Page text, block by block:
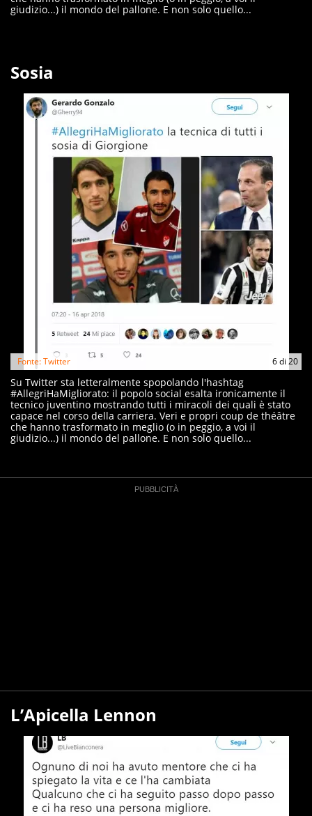
giudizio...) il mondo del pallone. E non solo quello...
Sosia
6di 20
Fonte: Twitter
Su Twitter sta letteralmente spopolando l'hashtag
#AllegriHaMigliorato: il popolo social esalta ironicamente il
tecnico juventino mostrando tutti i miracoli dei quali è stato
capace nel corso della carriera. Veri e propri coup de théâtre
che hanno trasformato in meglio (o in peggio, a voi il
giudizio...) il mondo del pallone. E non solo quello...
L’Apicella Lennon